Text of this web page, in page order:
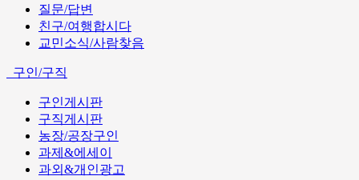
질문/답변
친구/여행합시다
교민소식/사람찾음
구인/구직
구인게시판
구직게시판
농장/공장구인
과제&에세이
과외&개인광고